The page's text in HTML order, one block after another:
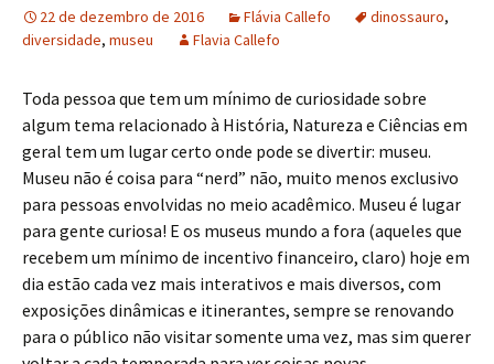
22 de dezembro de 2016 Flávia Callefo dinossauro,
diversidade, museu Flavia Callefo
Toda pessoa que tem um mínimo de curiosidade sobre
algum tema relacionado à História, Natureza e Ciências em
geral tem um lugar certo onde pode se divertir: museu.
Museu não é coisa para “nerd” não, muito menos exclusivo
para pessoas envolvidas no meio acadêmico. Museu é lugar
para gente curiosa! E os museus mundo a fora (aqueles que
recebem um mínimo de incentivo financeiro, claro) hoje em
dia estão cada vez mais interativos e mais diversos, com
exposições dinâmicas e itinerantes, sempre se renovando
para o público não visitar somente uma vez, mas sim querer